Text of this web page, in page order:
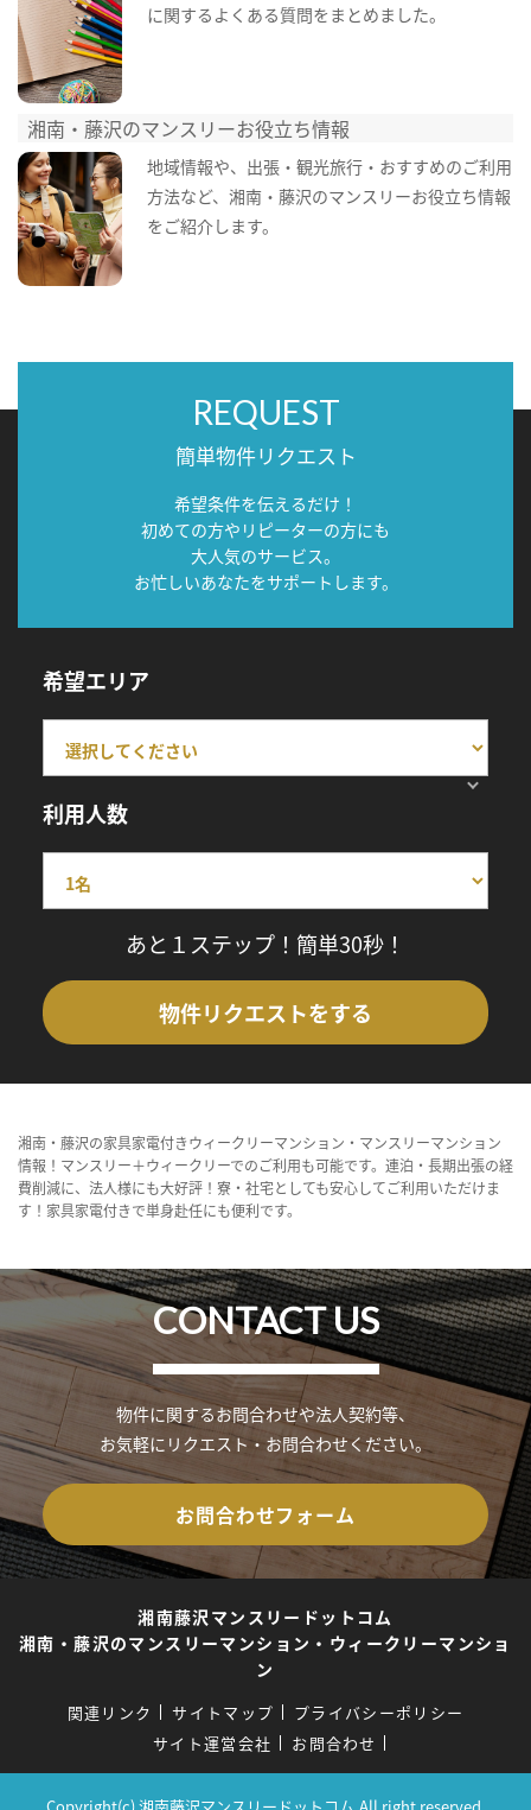
に関するよくある質問をまとめました。
湘南・藤沢のマンスリーお役立ち情報
地域情報や、出張・観光旅行・おすすめのご利用
方法など、湘南・藤沢のマンスリーお役立ち情報
をご紹介します。
REQUEST
簡単物件リクエスト
希望条件を伝えるだけ！
初めての方やリピーターの方にも
大人気のサービス。
お忙しいあなたをサポートします。
希望エリア
利用人数
あと１ステップ！簡単30秒！
物件リクエストをする
湘南・藤沢の家具家電付きウィークリーマンション・マンスリーマンション
情報！マンスリー＋ウィークリーでのご利用も可能です。連泊・長期出張の経
費削減に、法人様にも大好評！寮・社宅としても安心してご利用いただけま
す！家具家電付きで単身赴任にも便利です。
CONTACT US
物件に関するお問合わせや法人契約等、
お気軽にリクエスト・お問合わせください。
お問合わせフォーム
湘南藤沢マンスリードットコム
湘南・藤沢のマンスリーマンション・ウィークリーマンショ
ン
関連リンク サイトマップ
プライバシーポリシー
サイト運営会社
お問合わせ